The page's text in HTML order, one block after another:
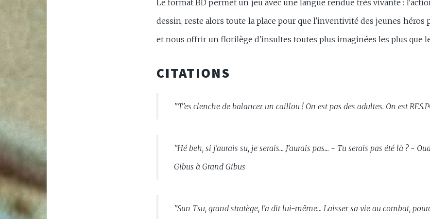
Le format BD permet un jeu avec une langue rendue très vivante :
dessin, reste alors toute la place pour que l'inventivité des jeunes héros
et nous offrir un florilège d'insultes toutes plus imaginées les plus que
CITATIONS
"T'es clenche de balancer un caillou ! On est pas des adultes. On est
"Hé beh, si j'aurais su, je serais... J'aurais pas... - Tu serais pas été là ? -
Gibus à Grand Gibus
"Sun Tsu, grand stratège, l'a dit lui-même... Laisser sa vie au combat,